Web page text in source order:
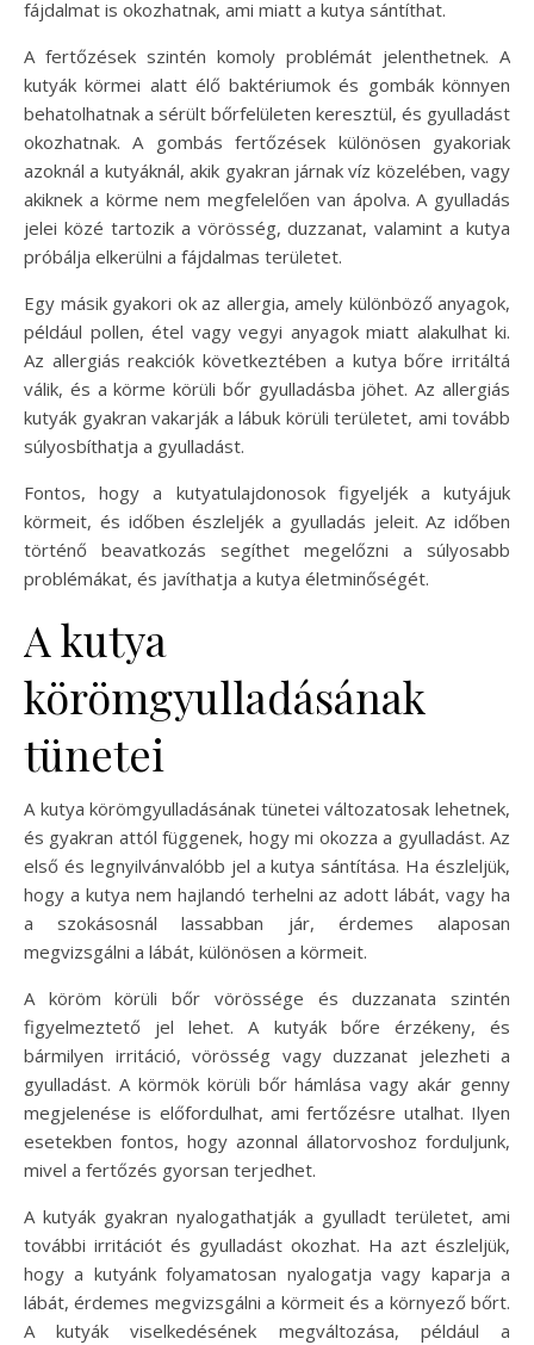
fájdalmat is okozhatnak, ami miatt a kutya sántíthat.
A fertőzések szintén komoly problémát jelenthetnek. A
kutyák körmei alatt élő baktériumok és gombák könnyen
behatolhatnak a sérült bőrfelületen keresztül, és gyulladást
okozhatnak. A gombás fertőzések különösen gyakoriak
azoknál a kutyáknál, akik gyakran járnak víz közelében, vagy
akiknek a körme nem megfelelően van ápolva. A gyulladás
jelei közé tartozik a vörösség, duzzanat, valamint a kutya
próbálja elkerülni a fájdalmas területet.
Egy másik gyakori ok az allergia, amely különböző anyagok,
például pollen, étel vagy vegyi anyagok miatt alakulhat ki.
Az allergiás reakciók következtében a kutya bőre irritáltá
válik, és a körme körüli bőr gyulladásba jöhet. Az allergiás
kutyák gyakran vakarják a lábuk körüli területet, ami tovább
súlyosbíthatja a gyulladást.
Fontos, hogy a kutyatulajdonosok figyeljék a kutyájuk
körmeit, és időben észleljék a gyulladás jeleit. Az időben
történő beavatkozás segíthet megelőzni a súlyosabb
problémákat, és javíthatja a kutya életminőségét.
A kutya
körömgyulladásának
tünetei
A kutya körömgyulladásának tünetei változatosak lehetnek,
és gyakran attól függenek, hogy mi okozza a gyulladást. Az
első és legnyilvánvalóbb jel a kutya sántítása. Ha észleljük,
hogy a kutya nem hajlandó terhelni az adott lábát, vagy ha
a szokásosnál lassabban jár, érdemes alaposan
megvizsgálni a lábát, különösen a körmeit.
A köröm körüli bőr vörössége és duzzanata szintén
figyelmeztető jel lehet. A kutyák bőre érzékeny, és
bármilyen irritáció, vörösség vagy duzzanat jelezheti a
gyulladást. A körmök körüli bőr hámlása vagy akár genny
megjelenése is előfordulhat, ami fertőzésre utalhat. Ilyen
esetekben fontos, hogy azonnal állatorvoshoz forduljunk,
mivel a fertőzés gyorsan terjedhet.
A kutyák gyakran nyalogathatják a gyulladt területet, ami
további irritációt és gyulladást okozhat. Ha azt észleljük,
hogy a kutyánk folyamatosan nyalogatja vagy kaparja a
lábát, érdemes megvizsgálni a körmeit és a környező bőrt.
A kutyák viselkedésének megváltozása, például a